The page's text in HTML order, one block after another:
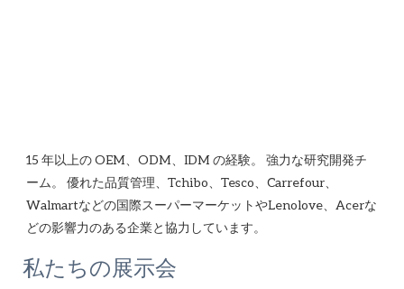
15 年以上の OEM、ODM、IDM の経験。 強力な研究開発チ
ーム。 優れた品質管理、Tchibo、Tesco、Carrefour、
Walmartなどの国際スーパーマーケットやLenolove、Acerな
私たちの展示会